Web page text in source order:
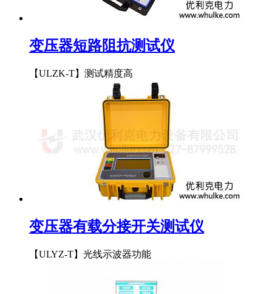
变压器短路阻抗测试仪
【ULZK-T】测试精度高
变压器有载分接开关测试仪
【ULYZ-T】光线示波器功能